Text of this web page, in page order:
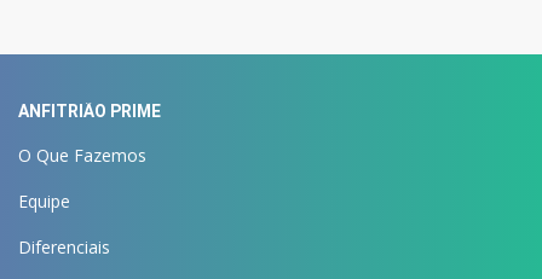
ANFITRIÃO PRIME
O Que Fazemos
Equipe
Diferenciais